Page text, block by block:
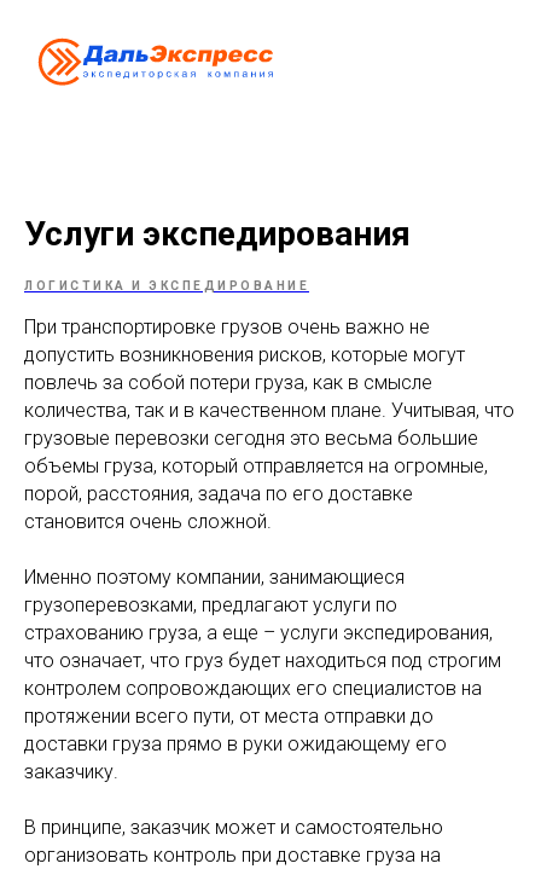
Услуги экспедирования
ЛОГИСТИКА И ЭКСПЕДИРОВАНИЕ
При транспортировке грузов очень важно не
допустить возникновения рисков, которые могут
повлечь за собой потери груза, как в смысле
количества, так и в качественном плане. Учитывая, что
грузовые перевозки сегодня это весьма большие
объемы груза, который отправляется на огромные,
порой, расстояния, задача по его доставке
становится очень сложной.
Именно поэтому компании, занимающиеся
грузоперевозками, предлагают услуги по
страхованию груза, а еще – услуги экспедирования,
что означает, что груз будет находиться под строгим
контролем сопровождающих его специалистов на
протяжении всего пути, от места отправки до
доставки груза прямо в руки ожидающему его
заказчику.
В принципе, заказчик может и самостоятельно
организовать контроль при доставке груза на